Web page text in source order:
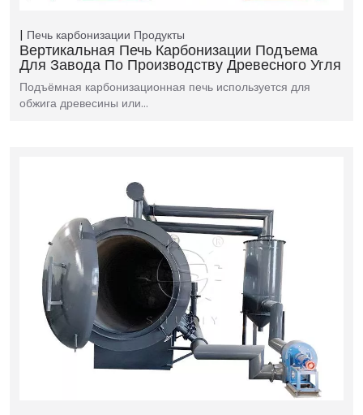
Печь карбонизации Продукты
Вертикальная Печь Карбонизации Подъема
Для Завода По Производству Древесного Угля
Подъёмная карбонизационная печь используется для
обжига древесины или…